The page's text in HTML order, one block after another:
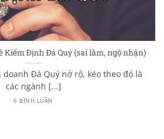
Kiểm Định Đá Quý (sai lầm, ngộ nhận)
doanh Đá Quý nở rộ, kéo theo đó là
các ngành [...]
6 BÌNH LUẬN